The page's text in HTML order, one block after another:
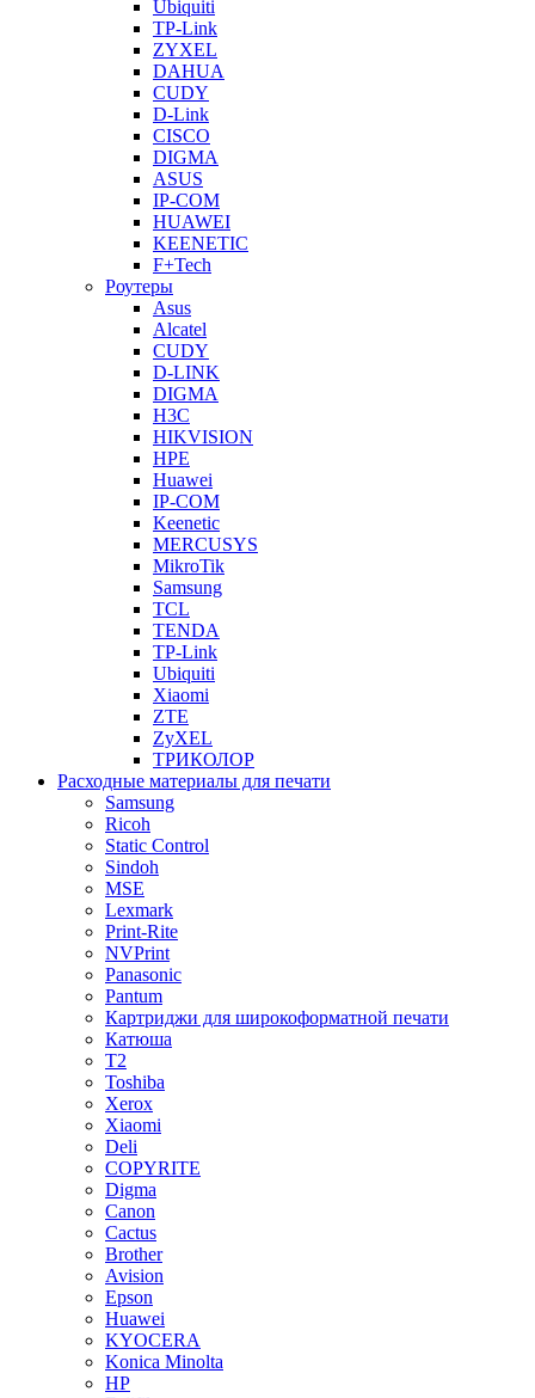
Ubiquiti
TP-Link
ZYXEL
DAHUA
CUDY
D-Link
CISCO
DIGMA
ASUS
IP-COM
HUAWEI
KEENETIC
F+Tech
Роутеры
Asus
Alcatel
CUDY
D-LINK
DIGMA
H3C
HIKVISION
HPE
Huawei
IP-COM
Keenetic
MERCUSYS
MikroTik
Samsung
TCL
TENDA
TP-Link
Ubiquiti
Xiaomi
ZTE
ZyXEL
ТРИКОЛОР
Расходные материалы для печати
Samsung
Ricoh
Static Control
Sindoh
MSE
Lexmark
Print-Rite
NVPrint
Panasonic
Pantum
Картриджи для широкоформатной печати
Катюша
T2
Toshiba
Xerox
Xiaomi
Deli
COPYRITE
Digma
Canon
Cactus
Brother
Avision
Epson
Huawei
KYOCERA
Konica Minolta
HP